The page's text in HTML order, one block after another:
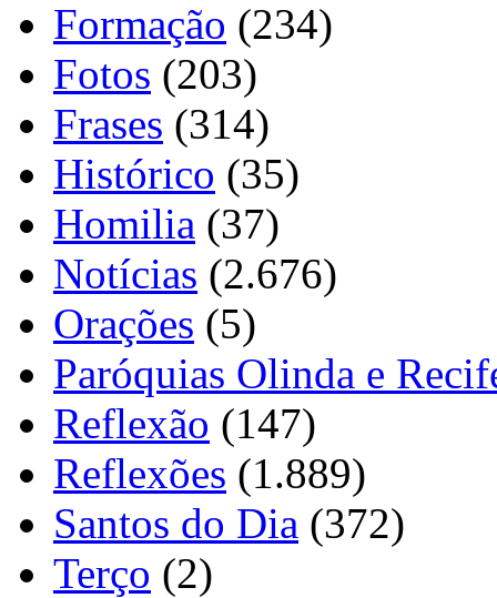
Formação (234)
Fotos (203)
Frases (314)
Histórico (35)
Homilia (37)
Notícias (2.676)
Orações (5)
Paróquias Olinda e
Reflexão (147)
Reflexões (1.889)
Santos do Dia (372)
Terço (2)